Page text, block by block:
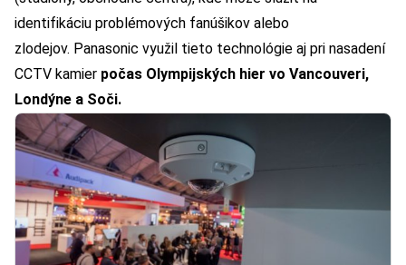
identifikáciu problémových fanúšikov alebo
zlodejov. Panasonic využil tieto technológie aj pri nasadení
CCTV kamier počas Olympijských hier vo Vancouveri,
Londýne a Soči.